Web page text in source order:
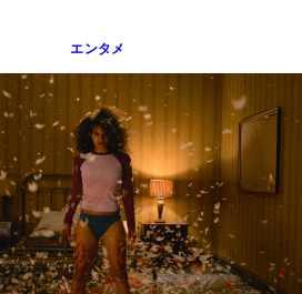
エンタメ